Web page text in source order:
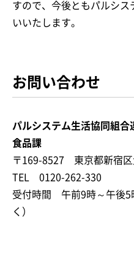
すので、今後ともパルシ
いいたします。
お問い合わせ
パルシステム生活協同組
食品課
〒169-8527 東京都新宿
TEL 0120-262-330
受付時間 午前9時～午後5
く）